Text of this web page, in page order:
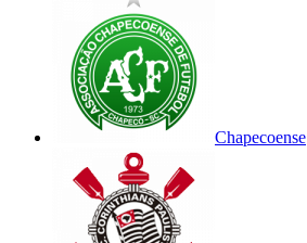
Chapecoense